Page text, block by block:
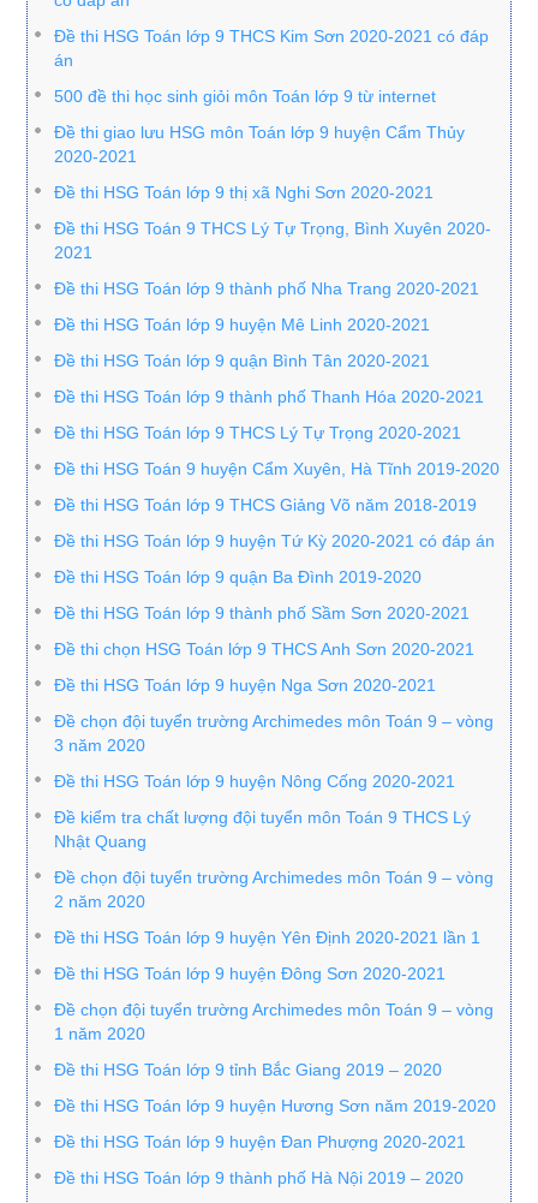
Đề thi HSG Toán lớp 9 THCS Kim Sơn 2020-2021 có đáp
án
500 đề thi học sinh giỏi môn Toán lớp 9 từ internet
Đề thi giao lưu HSG môn Toán lớp 9 huyện Cẩm Thủy
2020-2021
Đề thi HSG Toán lớp 9 thị xã Nghi Sơn 2020-2021
Đề thi HSG Toán 9 THCS Lý Tự Trọng, Bình Xuyên 2020-
2021
Đề thi HSG Toán lớp 9 thành phố Nha Trang 2020-2021
Đề thi HSG Toán lớp 9 huyện Mê Linh 2020-2021
Đề thi HSG Toán lớp 9 quận Bình Tân 2020-2021
Đề thi HSG Toán lớp 9 thành phố Thanh Hóa 2020-2021
Đề thi HSG Toán lớp 9 THCS Lý Tự Trọng 2020-2021
Đề thi HSG Toán 9 huyện Cẩm Xuyên, Hà Tĩnh 2019-2020
Đề thi HSG Toán lớp 9 THCS Giảng Võ năm 2018-2019
Đề thi HSG Toán lớp 9 huyện Tứ Kỳ 2020-2021 có đáp án
Đề thi HSG Toán lớp 9 quận Ba Đình 2019-2020
Đề thi HSG Toán lớp 9 thành phố Sầm Sơn 2020-2021
Đề thi chọn HSG Toán lớp 9 THCS Anh Sơn 2020-2021
Đề thi HSG Toán lớp 9 huyện Nga Sơn 2020-2021
Đề chọn đội tuyển trường Archimedes môn Toán 9 – vòng
3 năm 2020
Đề thi HSG Toán lớp 9 huyện Nông Cống 2020-2021
Đề kiểm tra chất lượng đội tuyển môn Toán 9 THCS Lý
Nhật Quang
Đề chọn đội tuyển trường Archimedes môn Toán 9 – vòng
2 năm 2020
Đề thi HSG Toán lớp 9 huyện Yên Định 2020-2021 lần 1
Đề thi HSG Toán lớp 9 huyện Đông Sơn 2020-2021
Đề chọn đội tuyển trường Archimedes môn Toán 9 – vòng
1 năm 2020
Đề thi HSG Toán lớp 9 tỉnh Bắc Giang 2019 – 2020
Đề thi HSG Toán lớp 9 huyện Hương Sơn năm 2019-2020
Đề thi HSG Toán lớp 9 huyện Đan Phượng 2020-2021
Đề thi HSG Toán lớp 9 thành phố Hà Nội 2019 – 2020